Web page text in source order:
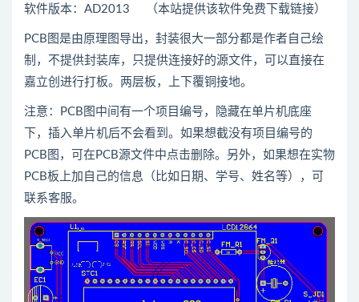
软件版本：AD2013 （本站提供该软件免费下载链接）
PCB图是由原理图导出，封装很大一部分都是作者自己绘
制，不提供封装库，只提供连接好的源文件，可以直接在
嘉立创进行打板。两层板，上下覆铜接地。
注意：PCB图中间有一个项目编号，隐藏在单片机底座
下，插入单片机后不会看到。如果想截没有项目编号的
PCB图，可在PCB源文件中点击删除。另外，如果想在实物
PCB板上加自己的信息（比如日期、学号、姓名等），可
联系客服。